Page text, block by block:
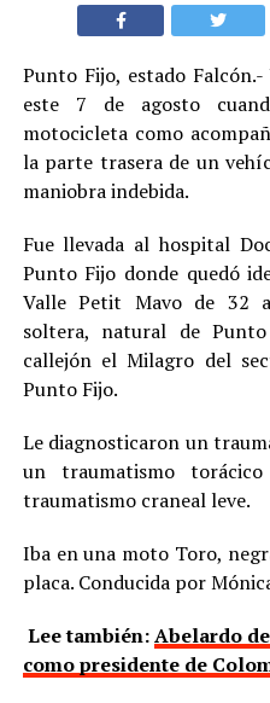
Punto Fijo, estado
este 7 de agosto
motocicleta como
la parte trasera de un
maniobra indebida.
Fue llevada al hospital
Punto Fijo donde quedó
Valle Petit Mavo de 32
soltera, natural de
callejón el Milagro del
Punto Fijo.
Le diagnosticaron un
un traumatismo
traumatismo craneal leve.
Iba en una moto Toro,
placa. Conducida por
Lee también:Abelardo
como presidente de